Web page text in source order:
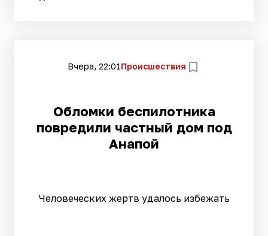
Вчера, 22:01Происшествия
Обломки беспилотника
повредили частный дом под
Анапой
Человеческих жертв удалось избежать